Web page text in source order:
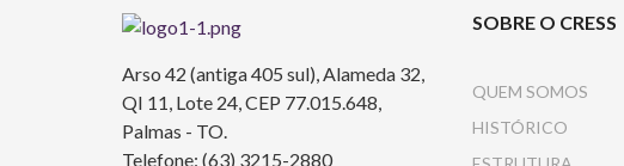
Arso 42 (antiga 405 sul), Alameda 32,
QI 11, Lote 24, CEP 77.015.648,
Palmas - TO.
Telefone: (63) 3215-2880
SOBRE O CRESS
QUEM SOMOS
HISTÓRICO